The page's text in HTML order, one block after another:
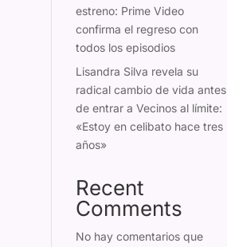
estreno: Prime Video
confirma el regreso con
todos los episodios
Lisandra Silva revela su
radical cambio de vida antes
de entrar a Vecinos al límite:
«Estoy en celibato hace tres
años»
Recent
Comments
No hay comentarios que